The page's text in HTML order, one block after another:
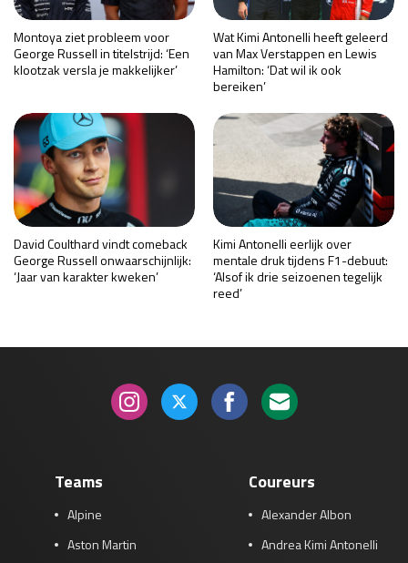
Montoya ziet probleem voor
George Russell in titelstrijd: ‘Een
klootzak versla je makkelijker’
Wat Kimi Antonelli heeft geleerd
van Max Verstappen en Lewis
Hamilton: ‘Dat wil ik ook
bereiken’
David Coulthard vindt comeback
George Russell onwaarschijnlijk:
‘Jaar van karakter kweken’
Kimi Antonelli eerlijk over
mentale druk tijdens F1-debuut:
‘Alsof ik drie seizoenen tegelijk
reed’
Teams
Alpine
Aston Martin
Coureurs
Alexander Albon
Andrea Kimi Antonelli